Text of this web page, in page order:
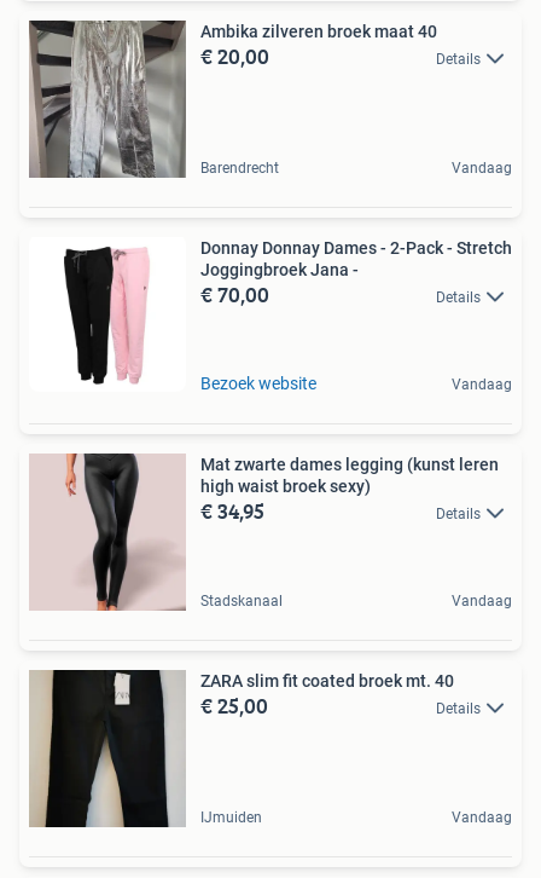
Ambika zilveren broek maat 40
€ 20,00 Details
Barendrecht Vandaag
Donnay Donnay Dames - 2-Pack - Stretch
Joggingbroek Jana -
€ 70,00 Details
Bezoek website Vandaag
Mat zwarte dames legging (kunst leren
high waist broek sexy)
€ 34,95 Details
Stadskanaal Vandaag
ZARA slim fit coated broek mt. 40
€ 25,00 Details
IJmuiden Vandaag